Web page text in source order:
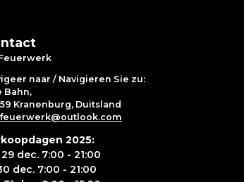
naar / Navigieren Sie zu:
Bahn,
Kranenburg, Duitsland
feuerwerk@outlook.com
2025:
dec. 7:00 - 21:00
dec. 7:00 - 21:00